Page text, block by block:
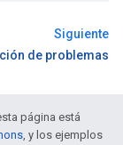
Siguiente
de problemas
página está
, y los ejemplos